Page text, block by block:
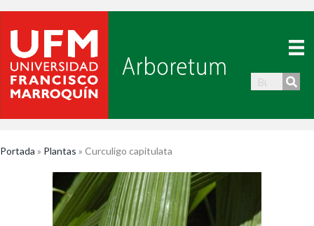
Portada » Plantas » Curculigo capitulata